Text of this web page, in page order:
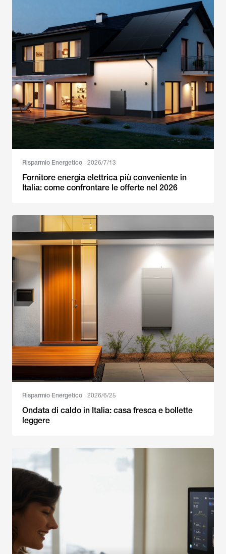
Risparmio Energetico 2026/7/13
Fornitore energia elettrica più conveniente in
Italia: come confrontare le offerte nel 2026
Risparmio Energetico 2026/6/25
Ondata di caldo in Italia: casa fresca e bollette
leggere